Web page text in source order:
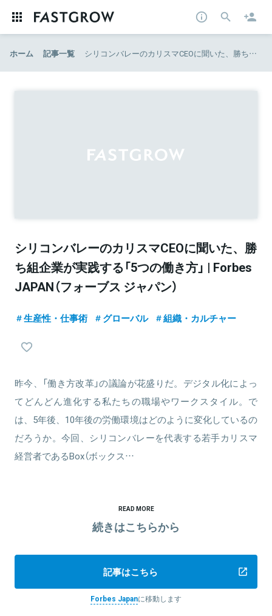
ホーム 記事一覧 シリコンバレーのカリスマCEOに聞いた、勝ち組企業が実践する「5つの働き方」 | Forbes JAPAN（フォーブス ジャパン）
シリコンバレーのカリスマCEOに聞いた、勝
ち組企業が実践する「5つの働き方」 | Forbes
JAPAN（フォーブス ジャパン）
生産性・仕事術 グローバル 組織・カルチャー
昨今、「働き方改革」の議論が花盛りだ。デジタル化によっ
てどんどん進化する私たちの職場やワークスタイル。で
は、5年後、10年後の労働環境はどのように変化しているの
だろうか。今回、シリコンバレーを代表する若手カリスマ
経営者であるBox（ボックス…
READ MORE
続きはこちらから
記事はこちら
Forbes Japanに移動します